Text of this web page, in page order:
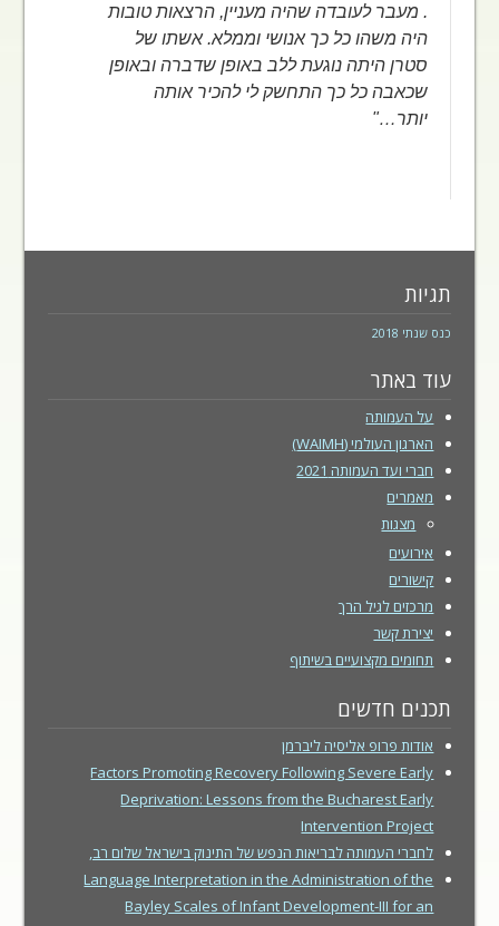
. מעבר לעובדה שהיה מעניין, הרצאות טובות
היה משהו כל כך אנושי וממלא. אשתו של
סטרן היתה נוגעת ללב באופן שדברה ובאופן
שכאבה כל כך התחשק לי להכיר אותה
יותר…"
תגיות
כנס שנתי 2018
עוד באתר
על העמותה
הארגון העולמי (WAIMH)
חברי ועד העמותה 2021
מאמרים
מצגות
אירועים
קישורים
מרכזים לגיל הרך
יצירת קשר
תחומים מקצועיים בשיתוף
תכנים חדשים
אודות פרופ אליסיה ליברמן
Factors Promoting Recovery Following Severe Early
Deprivation: Lessons from the Bucharest Early
Intervention Project
לחברי העמותה לבריאות הנפש של התינוק בישראל שלום רב,
Language Interpretation in the Administration of the
Bayley Scales of Infant Development-III for an